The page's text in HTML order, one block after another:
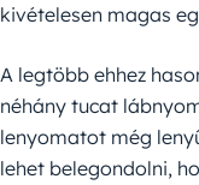
kivételesen magas
A legtöbb ehhez
néhány tucat
lenyomatot még
lehet belegondolni,